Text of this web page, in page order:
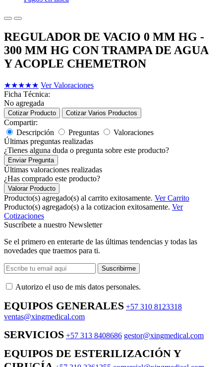
REGULADOR DE VACIO 0 MM HG -
300 MM HG CON TRAMPA DE AGUA
Y ACOPLE CHEMETRON
★★★★★ Ver Valoraciones
Ficha Técnica:
No agregada
Cotizar Producto Cotizar Varios Productos
Compartir:
Descripción
Preguntas
Valoraciones
Últimas preguntas realizadas
¿Tienes alguna duda o pregunta sobre este producto?
Enviar Pregunta
Últimas valoraciones realizadas
¿Has comprado este producto?
Valorar Producto
Producto(s) agregado(s) al carrito exitosamente. Ver Carrito
Producto(s) agregado(s) a la cotizacion exitosamente. Ver
Cotizaciones
Suscríbete a nuestro Newsletter
Se el primero en enterarte de las últimas tendencias y todas las
novedades que traemos para ti.
Suscribirme
Autorizo ​​el uso de mis datos personales.
EQUIPOS GENERALES +57 310 8123318
ventas@xingmedical.com
SERVICIOS +57 313 8408686 gestor@xingmedical.com
EQUIPOS DE ESTERILIZACIÓN Y